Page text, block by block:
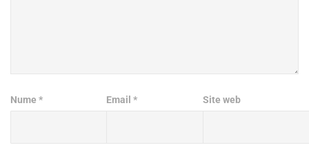
Nume * Email* Site web